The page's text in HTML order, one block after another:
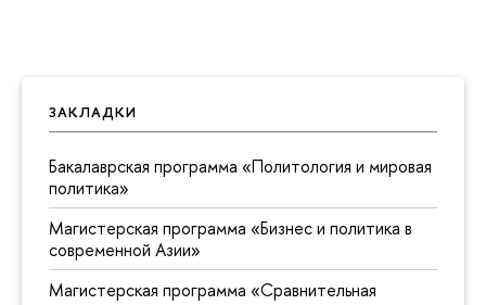
ЗАКЛАДКИ
Бакалаврская программа «Политология и мировая
политика»
Магистерская программа «Бизнес и политика в
современной Азии»
Магистерская программа «Сравнительная